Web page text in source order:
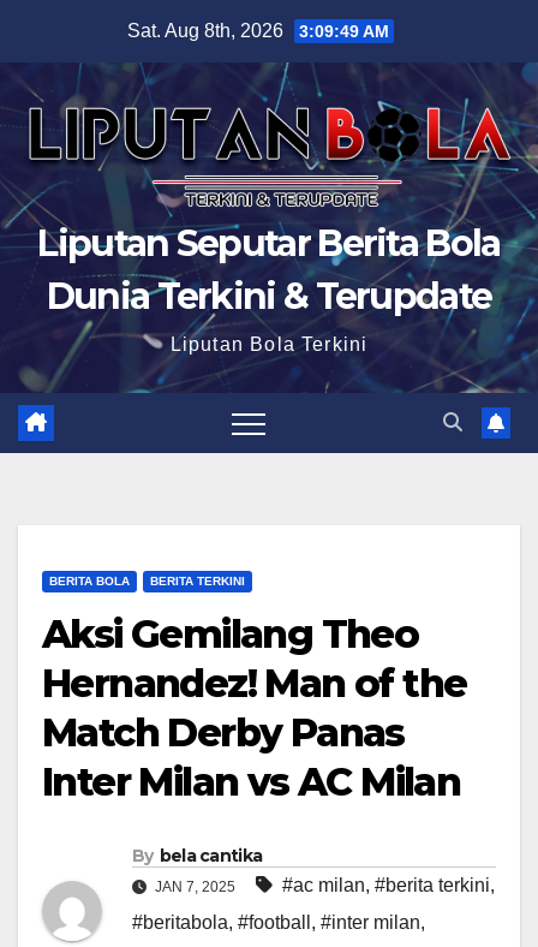
content
Sat. Aug 8th, 2026 3:09:51 AM
Liputan Seputar Berita Bola
Dunia Terkini & Terupdate
Liputan Bola Terkini
BERITA BOLA BERITA TERKINI
Aksi Gemilang Theo
Hernandez! Man of the
Match Derby Panas
Inter Milan vs AC Milan
By bela cantika
JAN 7, 2025 #ac milan, #berita terkini,
#beritabola, #football , #inter milan,